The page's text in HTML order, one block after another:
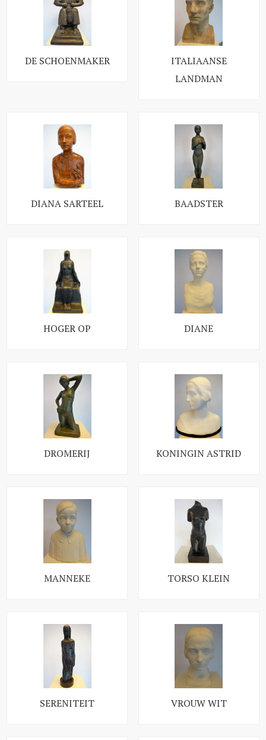
DE SCHOENMAKER
ITALIAANSE
LANDMAN
DIANA SARTEEL BAADSTER
HOGER OP DIANE
DROMERIJ KONINGIN ASTRID
MANNEKE TORSO KLEIN
SERENITEIT VROUW WIT